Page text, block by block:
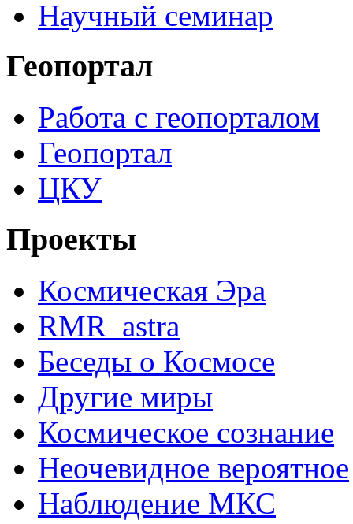
Научный семинар
Геопортал
Работа с геопорталом
Геопортал
ЦКУ
Проекты
Космическая Эра
RMR_astra
Беседы о Космосе
Другие миры
Космическое сознание
Неочевидное вероятное
Наблюдение МКС